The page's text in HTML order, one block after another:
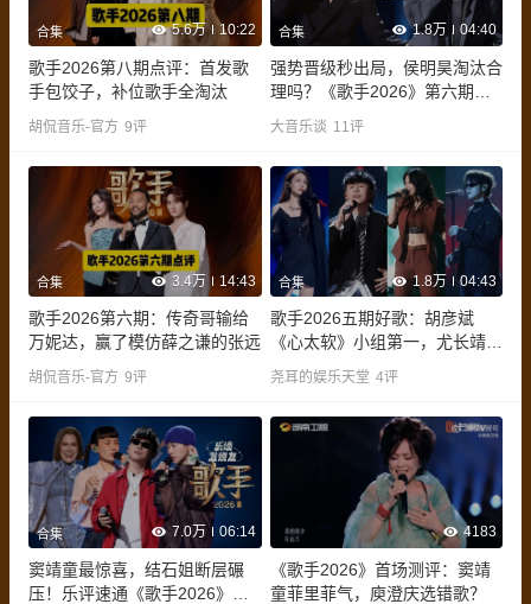
合集 5.6万 10:22
歌手2026第八期点评：首发歌
手包饺子，补位歌手全淘汰
胡侃音乐-官方 9评
合集 1.8万 04:40
强势晋级秒出局，侯明昊淘汰合
理吗？《歌手2026》第六期乐
评
大音乐谈 11 评
合集 3.4万 14:43
歌手2026第六期：传奇哥输给
万妮达，赢了模仿薛之谦的张远
胡侃音乐-官方 9评
合集 1.8万 04:43
歌手2026五期好歌：胡彦斌
《心太软》小组第一，尤长靖惊
艳，万妮达飒爽
尧耳的娱乐天堂 4评
合集 7.0万 06:14
窦靖童最惊喜，结石姐断层碾
压！乐评速通《歌手2026》第
4183
《歌手2026》首场测评：窦靖
童菲里菲气，庾澄庆选错歌？